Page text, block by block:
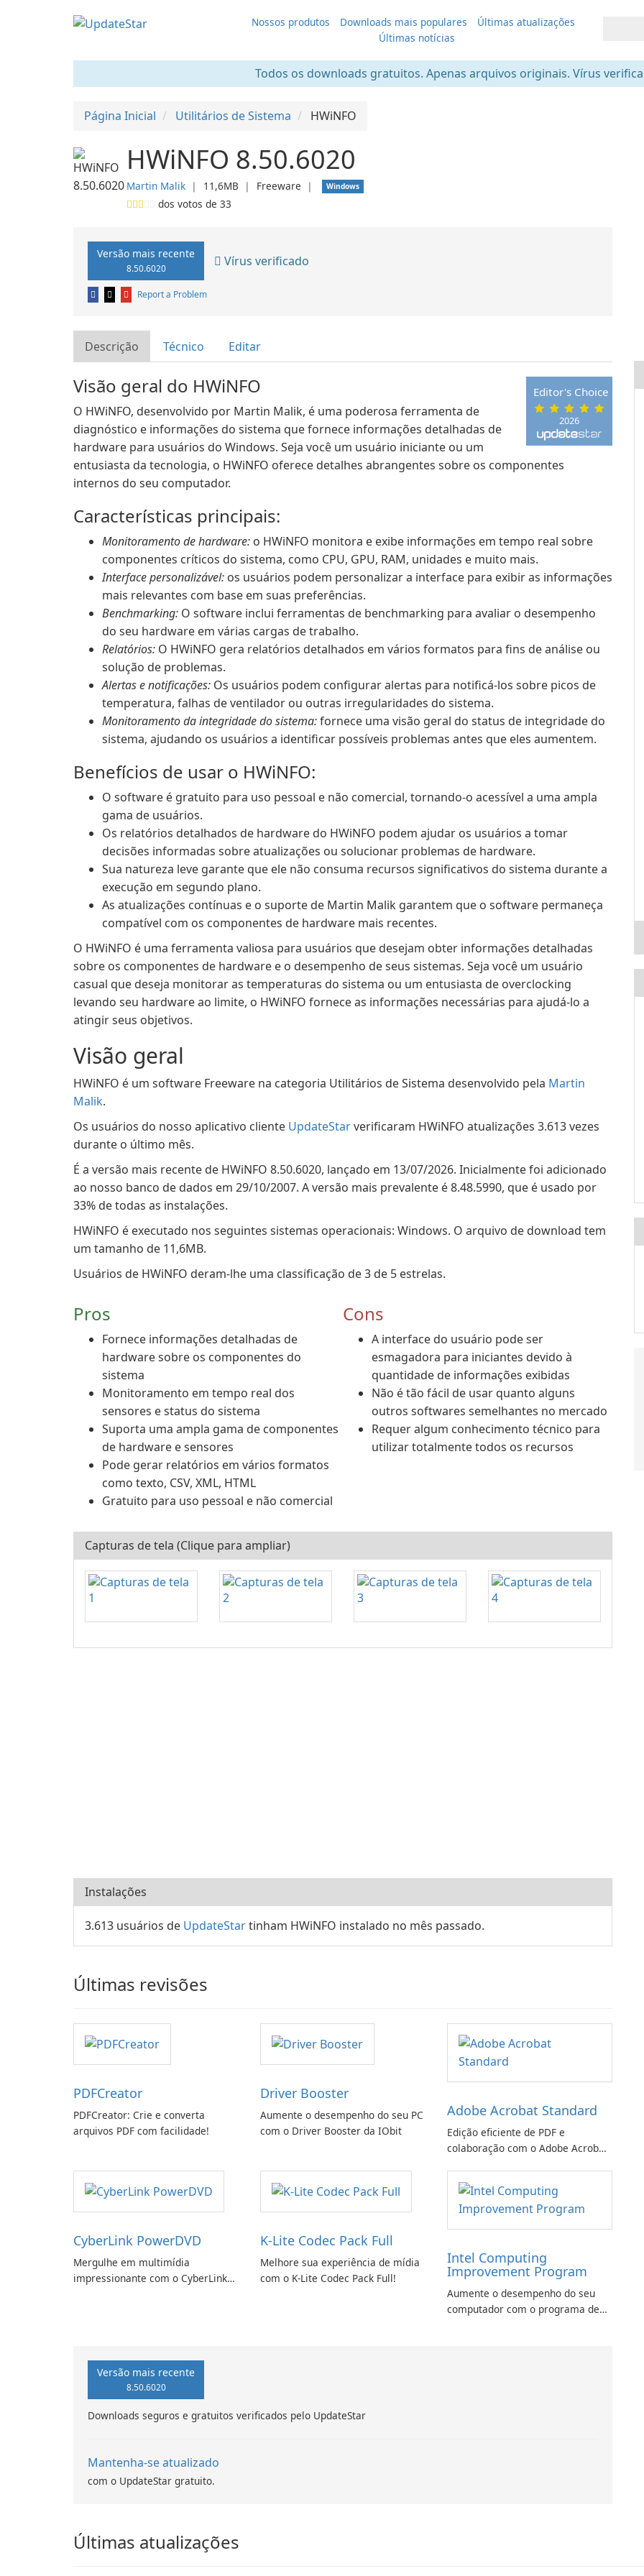
Nossos produtos Downloads mais populares
Últimas atualizações
Últimas notícias
Todos os downloads gratuitos. Apenas arquivos originais. Vírus
Página Inicial Utilitários de Sistema HWiNFO
HWiNFO 8.50.6020
Martin Malik ❘ 11,6MB ❘ Freeware ❘ Windows
dos votos de 33
Versão mais recente
8.50.6020 Vírus verificado
Report a Problem
Descrição Técnico Editar
2026
Editor's Choice
Visão geral do HWiNFO
O HWiNFO, desenvolvido por Martin Malik, é uma poderosa ferramenta de
diagnóstico e informações do sistema que fornece informações detalhadas de
hardware para usuários do Windows. Seja você um usuário iniciante ou um
entusiasta da tecnologia, o HWiNFO oferece detalhes abrangentes sobre os componentes
internos do seu computador.
Características principais:
Monitoramento de hardware: o HWiNFO monitora e exibe informações em tempo real sobre
componentes críticos do sistema, como CPU, GPU, RAM, unidades e muito mais.
Interface personalizável: os usuários podem personalizar a interface para exibir as informações
mais relevantes com base em suas preferências.
Benchmarking: O software inclui ferramentas de benchmarking para avaliar o desempenho
do seu hardware em várias cargas de trabalho.
Relatórios: O HWiNFO gera relatórios detalhados em vários formatos para fins de análise ou
solução de problemas.
Alertas e notificações: Os usuários podem configurar alertas para notificá-los sobre picos de
temperatura, falhas de ventilador ou outras irregularidades do sistema.
Monitoramento da integridade do sistema:fornece uma visão geral do status de integridade do
sistema, ajudando os usuários a identificar possíveis problemas antes que eles aumentem.
Benefícios de usar o HWiNFO:
O software é gratuito para uso pessoal e não comercial, tornando-o acessível a uma ampla
gama de usuários.
Os relatórios detalhados de hardware do HWiNFO podem ajudar os usuários a tomar
decisões informadas sobre atualizações ou solucionar problemas de hardware.
Sua natureza leve garante que ele não consuma recursos significativos do sistema durante a
execução em segundo plano.
As atualizações contínuas e o suporte de Martin Malik garantem que o software permaneça
compatível com os componentes de hardware mais recentes.
O HWiNFO é uma ferramenta valiosa para usuários que desejam obter informações detalhadas
sobre os componentes de hardware e o desempenho de seus sistemas. Seja você um usuário
casual que deseja monitorar as temperaturas do sistema ou um entusiasta de overclocking
levando seu hardware ao limite, o HWiNFO fornece as informações necessárias para ajudá-lo a
atingir seus objetivos.
Visão geral
HWiNFO é um software Freeware na categoria Utilitários de Sistema desenvolvido pela Martin
Malik.
Os usuários do nosso aplicativo cliente UpdateStarverificaram HWiNFO atualizações 3.613 vezes
durante o último mês.
É a versão mais recente de HWiNFO 8.50.6020, lançado em 13/07/2026. Inicialmente foi adicionado
ao nosso banco de dados em 29/10/2007. A versão mais prevalente é 8.48.5990, que é usado por
33% de todas as instalações.
HWiNFO é executado nos seguintes sistemas operacionais: Windows. O arquivo de download tem
um tamanho de 11,6MB.
Usuários de HWiNFO deram-lhe uma classificação de 3 de 5 estrelas.
Pros
Fornece informações detalhadas de
hardware sobre os componentes do
sistema
Monitoramento em tempo real dos
sensores e status do sistema
Suporta uma ampla gama de componentes
de hardware e sensores
Pode gerar relatórios em vários formatos
como texto, CSV, XML, HTML
Gratuito para uso pessoal e não comercial
Cons
A interface do usuário pode ser
esmagadora para iniciantes devido à
quantidade de informações exibidas
Não é tão fácil de usar quanto alguns
outros softwares semelhantes no mercado
Requer algum conhecimento técnico para
utilizar totalmente todos os recursos
Capturas de tela (Clique para ampliar)
Instalações
3.613 usuários de UpdateStartinham HWiNFO instalado no mês passado.
Últimas revisões
PDFCreator
PDFCreator: Crie e converta
arquivos PDF com facilidade!
Driver Booster
Aumente o desempenho do seu PC
com o Driver Booster da IObit
Adobe Acrobat Standard
Edição eficiente de PDF e
colaboração com o Adobe Acrobat
CyberLink PowerDVD
Mergulhe em multimídia
impressionante com o CyberLink
K-Lite Codec Pack Full
Melhore sua experiência de mídia
com o K-Lite Codec Pack Full!
Intel Computing
Improvement Program
Aumente o desempenho do seu
computador com o programa de
Versão mais recente
8.50.6020
Downloads seguros e gratuitos verificados pelo UpdateStar
Mantenha-se atualizado
com o UpdateStar gratuito.
Últimas atualizações